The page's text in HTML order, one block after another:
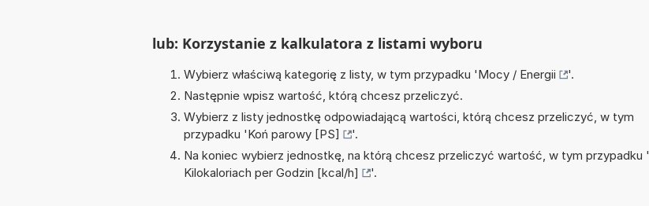
lub: Korzystanie z kalkulatora z listami wyboru
Wybierz właściwą kategorię z listy, w tym przypadku 'Mocy / Energii
'.
Następnie wpisz wartość, którą chcesz przeliczyć.
Wybierz z listy jednostkę odpowiadającą wartości, którą chcesz przeliczyć, w tym
przypadku 'Koń parowy [PS]
'.
Na koniec wybierz jednostkę, na którą chcesz przeliczyć wartość, w tym przypadku '
Kilokaloriach per Godzin [kcal/h]
'.